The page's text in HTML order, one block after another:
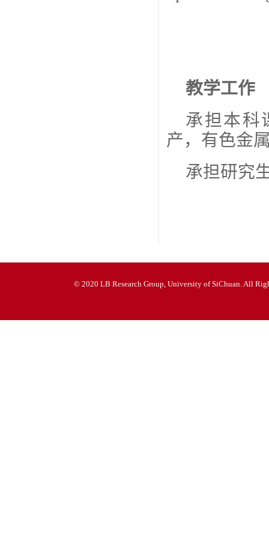
教学工作
承担本科
产，有色金
承担研究
© 2020 LB Research Group, University of SiChuan. All